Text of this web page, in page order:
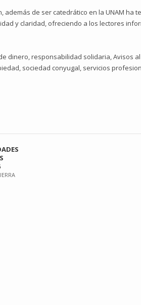
de ser catedrático en la UNAM ha
y claridad, ofreciendo a los lectores
dinero, responsabilidad solidaria, Avisos al
sociedad conyugal, servicios